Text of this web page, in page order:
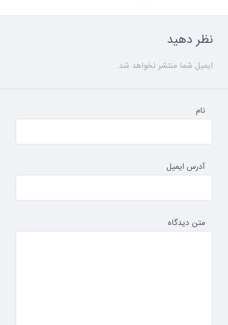
نظر دهید
ایمیل شما منتشر نخواهد شد.
نام
آدرس ایمیل
متن دیدگاه